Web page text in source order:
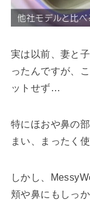
実は以前、妻と
ったんですが、
ットせず…
特にほおや鼻の
まい、まったく
しかし、
頬や鼻にもしっ